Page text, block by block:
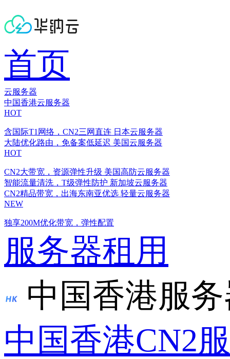
首页
云服务器
中国香港云服务器
HOT
含国际T1网络，CN2三网直连 日本云服务器
大陆优化路由，免备案低延迟 美国云服务器
HOT
CN2大带宽，资源弹性升级 美国高防云服务器
智能流量清洗，T级弹性防护 新加坡云服务器
CN2精品带宽，出海东南亚优选 轻量云服务器
NEW
独享200M优化带宽，弹性配置
服务器租用
中国香港服
中国香港CN2